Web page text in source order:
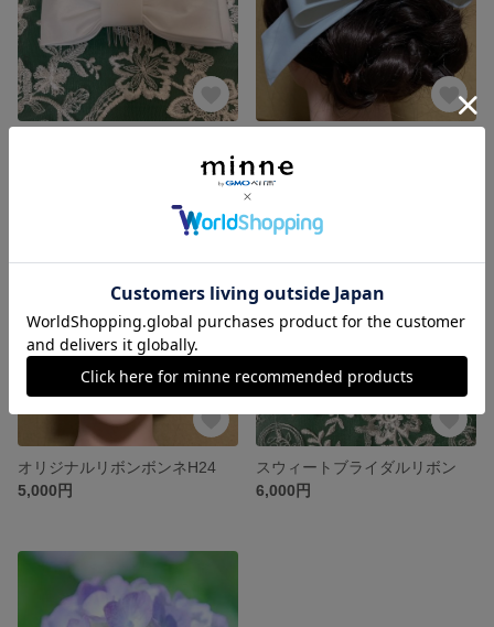
6,000円
オリジナルリボンボンネH24
5,000円
スウィートブライダルリボン
6,000円